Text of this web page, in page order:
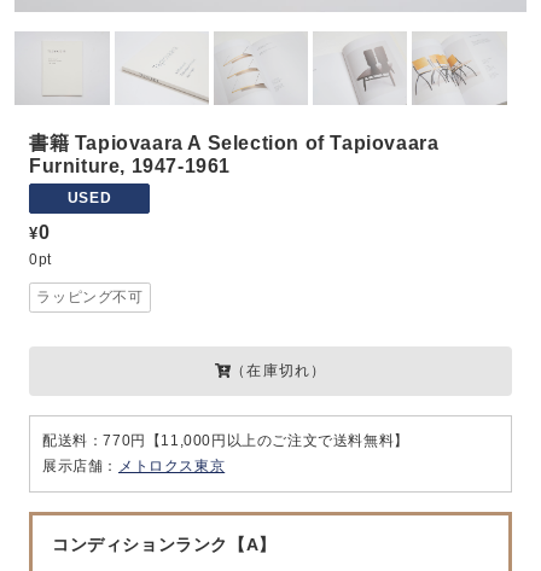
書籍 Tapiovaara A Selection of Tapiovaara
Furniture, 1947-1961
USED
¥0
0pt
コンディションランク【A】
ラッピング不可
（在庫切れ）
配送料：770円【11,000円以上のご注文で送料無料】
展示店舗： メトロクス東京